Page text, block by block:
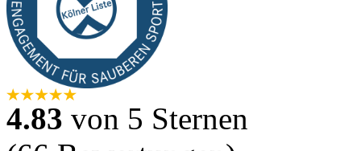
4.83 von 5 Sternen